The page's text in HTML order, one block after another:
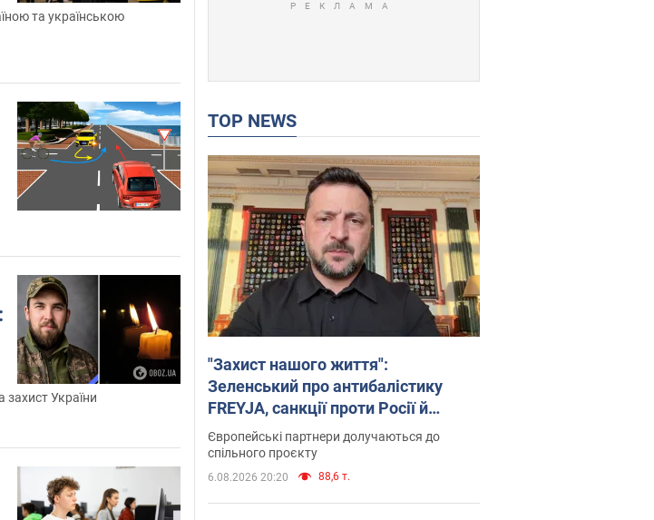
та українською
захист України
TOP NEWS
"Захист нашого життя":
Зеленський про антибалістику
FREYJA, санкції проти Росії й
підтримку аграріїв. Відео
Європейські партнери долучаються до
спільного проєкту
6.08.2026 20:20 88,6 т.